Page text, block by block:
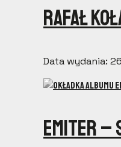
Rafał
Data wydania:
Emiter –